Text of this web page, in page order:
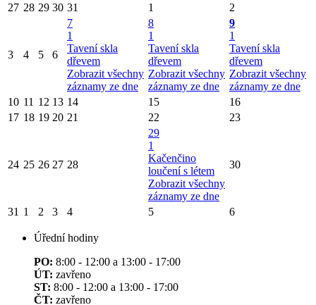
27 28 29 30 31 1 2
3 4 5 6
7
1
Tavení skla
dřevem
Zobrazit všechny
záznamy ze dne
8
1
Tavení skla
dřevem
Zobrazit všechny
záznamy ze dne
9
1
Tavení skla
dřevem
Zobrazit všechny
záznamy ze dne
10 11 12 13 14 15
16
17 18 19 20 21 22 23
24 25 26 27 28
29
1
Kačenčino
loučení s létem
Zobrazit všechny
záznamy ze dne
30
31 1 2 3 4 5 6
Úřední hodiny
PO: 8:00 - 12:00 a 13:00 - 17:00
ÚT: zavřeno
ST: 8:00 - 12:00 a 13:00 - 17:00
ČT: zavřeno